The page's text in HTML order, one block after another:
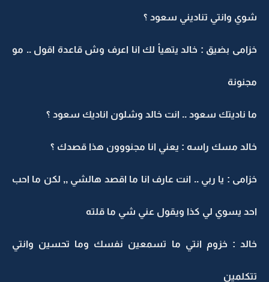
شوي وانتي تناديني سعود ؟
خزامى بضيق : خالد يتهيأ لك انا اعرف وش قاعدة اقول .. مو
مجنونة
ما ناديتك سعود .. انت خالد وشلون اناديك سعود ؟
خالد مسك راسه : يعني انا مجنووون هذا قصدك ؟
خزامى : يا ربي .. انت عارف انا ما اقصد هالشي ,, لكن ما احب
احد يسوي لي كذا ويقول عني شي ما قلته
خالد : خزوم انتي ما تسمعين نفسك وما تحسين وانتي
تتكلمين